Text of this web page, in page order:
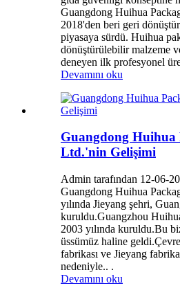
Guangdong Huihua
2018'den beri geri
piyasaya sürdü. Huihua
dönüştürülebilir malzeme
deneyen ilk profesyonel
Devamını oku
Guangdong Huihua
Ltd.'nin Gelişimi
Admin tarafından 12-06-
Guangdong Huihua
yılında Jieyang şehri,
kuruldu.Guangzhou
2003 yılında kuruldu.Bu
üssümüz haline
fabrikası ve Jieyang
nedeniyle.. .
Devamını oku